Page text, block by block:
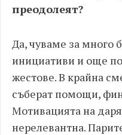
преодолеят?
Да, чуваме за много
инициативи и още
жестове. В крайна
съберат помощи,
Мотивацията на
нерелевантна.